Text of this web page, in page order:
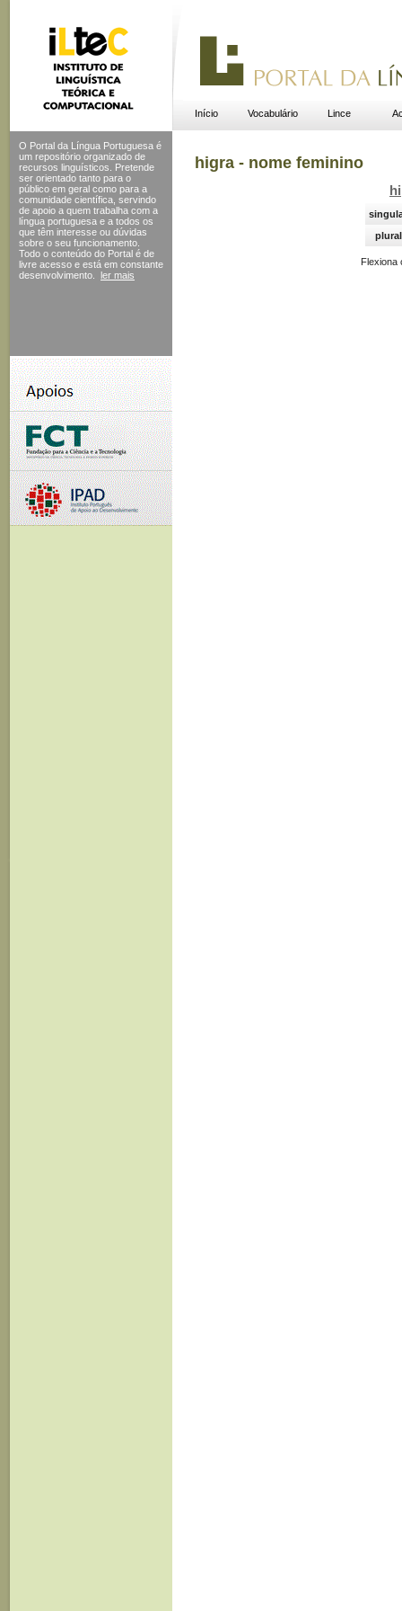
Início Vocabulário Lince
O Portal da Língua Portuguesa é
um repositório organizado de
recursos linguísticos. Pretende
ser orientado tanto para o
público em geral como para a
comunidade científica, servindo
de apoio a quem trabalha com a
língua portuguesa e a todos os
que têm interesse ou dúvidas
sobre o seu funcionamento.
Todo o conteúdo do Portal é de
livre acesso e está em constante
desenvolvimento.
ler mais
higra - nome feminino
hi
plural
Flexiona